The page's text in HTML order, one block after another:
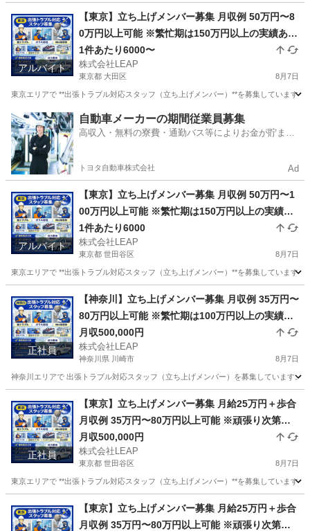
その他 スタッフ
アルバイト
【東京】立ち上げメンバー募集 月収例 50万円〜8
0万円以上可能 ※繁忙期は150万円以上の実績あり
完全出来高制 1件あたり平均6000円 1日2〜7件程
度の対応 日収目安：12000円〜42000円
1件あたり6000〜
株式会社LEAP
東京都 大田区 8月7日
東京エリアで **出張トラブル対応スタッフ（立ち上げメンバー）**を募集しています
東京 大田区 その他 スタッフ
自動車メーカーの期間従業員募集
高収入・無料の寮費・通勤バス等によりお金が貯まり
トヨタ自動車株式会社 Ad
アルバイト
【東京】立ち上げメンバー募集 月収例 50万円〜1
00万円以上可能 ※繁忙期は150万円以上の実績あ
り 完全出来高制 1件あたり平均6000円 1日2〜7件
程度の対応 日収目安：12000円〜42000円
1件あたり6000
株式会社LEAP
東京都 世田谷区 8月7日
東京エリアで **出張トラブル対応スタッフ（立ち上げメンバー）**を募集しています
その他 スタッフ
正社員
【神奈川】立ち上げメンバー募集 月収例 35万円〜
80万円以上可能 ※繁忙期は100万円以上の実績あ
り 月給25万円＋歩合 頑張り次第で高収入も可能
月収500,000円
株式会社LEAP
神奈川県 川崎市 8月7日
神奈川エリアで 出張トラブル対応スタッフ（立ち上げメンバー）を募集しています
その他 トラブル
正社員
【東京】立ち上げメンバー募集 月給25万円＋歩合
月収例 35万円〜80万円以上可能 ※頑張り次第で
高収入可能 ※繁忙期は100万円以上の実績あり
月収500,000円
株式会社LEAP
東京都 世田谷区 8月7日
東京エリアで **出張トラブル対応スタッフ（立ち上げメンバー）**を募集しています
その他 トラブル
【東京】立ち上げメンバー募集 月給25万円＋歩合
月収例 35万円〜80万円以上可能 ※頑張り次第で